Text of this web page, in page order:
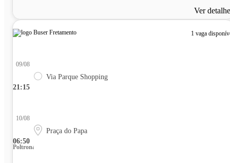
Ver
1 vaga
21:15
09/08
Via Parque Shopping
06:50
10/08
Praça do Papa
Poltrona